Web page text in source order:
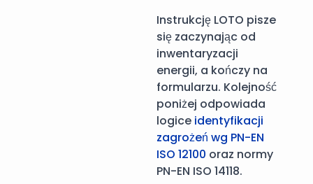
Instrukcję LOTO pisze
się zaczynając od
inwentaryzacji
energii, a kończy na
formularzu. Kolejność
poniżej odpowiada
logice identyfikacji
zagrożeń wg PN-EN
ISO 12100 oraz normy
PN-EN ISO 14118.